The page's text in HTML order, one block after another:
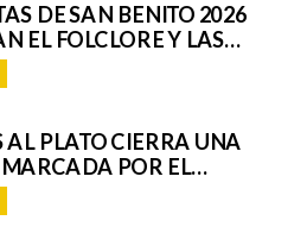
DE SAN BENITO 2026
EL FOLCLORE Y LAS
DE TENERIFE E
A SAN CRISTÓBAL A
AL PLATO CIERRA UNA
POR EL
Y LA
DEL PAISAJE